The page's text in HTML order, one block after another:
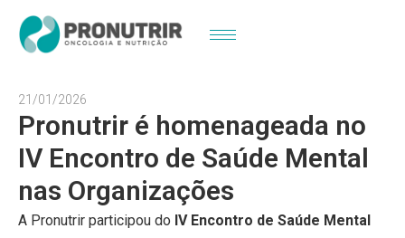
21/01/2026
Pronutrir é homenageada no
IV Encontro de Saúde Mental
nas Organizações
A Pronutrir participou do IV Encontro de Saúde Mental